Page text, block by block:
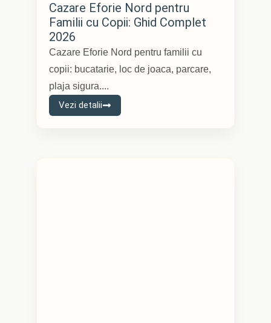
Cazare Eforie Nord pentru
Familii cu Copii: Ghid Complet
2026
Cazare Eforie Nord pentru familii cu
copii: bucatarie, loc de joaca, parcare,
plaja sigura....
Vezi detalii